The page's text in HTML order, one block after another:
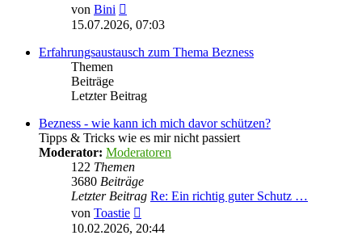
von Bini
Beitrag
15.07.2026, 07:03
Erfahrungsaustausch zum Thema Bezness
Themen
Beiträge
Letzter Beitrag
Bezness - wie kann ich mich davor schützen?
Tipps & Tricks wie es mir nicht passiert
Moderator: Moderatoren
122 Themen
3680 Beiträge
Letzter Beitrag Re: Ein richtig guter Schutz …
von Toastie
Beitrag
10.02.2026, 20:44